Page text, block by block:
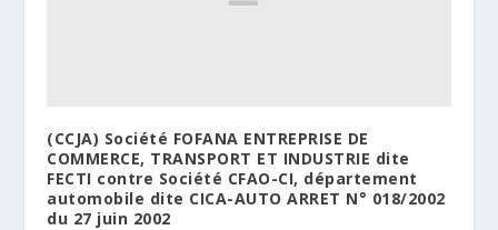
(CCJA) Société FOFANA ENTREPRISE DE
COMMERCE, TRANSPORT ET INDUSTRIE dite
FECTI contre Société CFAO-CI, département
automobile dite CICA-AUTO ARRET N° 018/2002
du 27 juin 2002